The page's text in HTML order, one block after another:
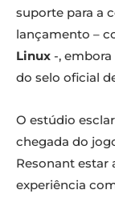
suporte para a
lançamento –
Linux -,
do selo oficial
O estúdio
chegada do
Resonant estar
experiência